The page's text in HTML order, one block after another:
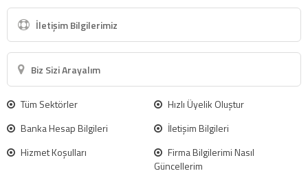
İletişim Bilgilerimiz
Biz Sizi Arayalım
Tüm Sektörler
Hızlı Üyelik Oluştur
Banka Hesap Bilgileri
İletişim Bilgileri
Hizmet Koşulları
Firma Bilgilerimi Nasıl
Güncellerim